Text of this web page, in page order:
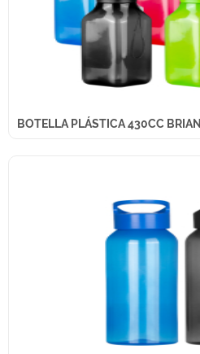
BOTELLA PLÁSTICA 430CC BRIAN